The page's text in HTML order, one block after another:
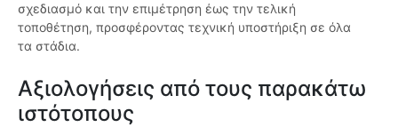
σχεδιασμό και την επιμέτρηση έως την τελική
τοποθέτηση, προσφέροντας τεχνική υποστήριξη σε όλα
τα στάδια.
Αξιολογήσεις από τους παρακάτω
ιστότοπους